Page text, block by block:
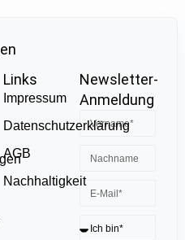
Links
Impressum
Datenschutzerklärung
AGB
Nachhaltigkeit
Newsletter-
Anmeldung